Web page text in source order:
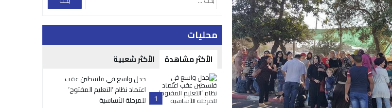
محليات
الأكثر مشاهدة الأكثر شعبية
1
جدل واسع في فلسطين عقب
اعتماد نظام ‘التعليم المفتوح’
للمرحلة الأساسية